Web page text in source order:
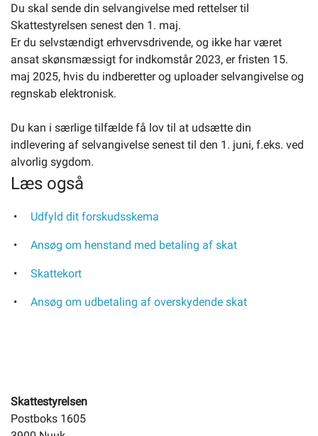
Du skal sende din selvangivelse med rettelser til
Skattestyrelsen senest den 1. maj.
Er du selvstændigt erhvervsdrivende, og ikke har været
ansat skønsmæssigt for indkomstår 2023, er fristen 15.
maj 2025, hvis du indberetter og uploader selvangivelse og
regnskab elektronisk.
Du kan i særlige tilfælde få lov til at udsætte din
indlevering af selvangivelse senest til den 1. juni, f.eks. ved
alvorlig sygdom.
Læs også
Udfyld dit forskudsskema
Ansøg om henstand med betaling af skat
Skattekort
Ansøg om udbetaling af overskydende skat
Skattestyrelsen
Postboks 1605